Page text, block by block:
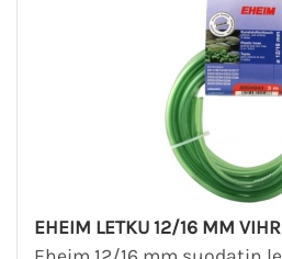
EHEIM LETKU 12/16 MM